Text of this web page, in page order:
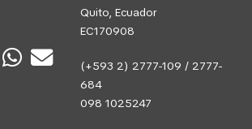
Quito, Ecuador
EC170908
(+593 2) 2777-109 / 2777-
684
098 1025247